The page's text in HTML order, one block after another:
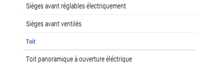
Sièges avant réglables électriquement
Sièges avant ventilés
Toit
Toit panoramique à ouverture éléctrique